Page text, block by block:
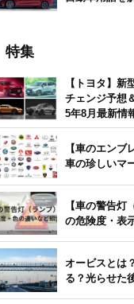
特集
【トヨタ】新
チェンジ予想
5年8月最新情
【車のエンブ
車の珍しいマ
【車の警告灯
の危険度・表
オービスとは
る？光らせた